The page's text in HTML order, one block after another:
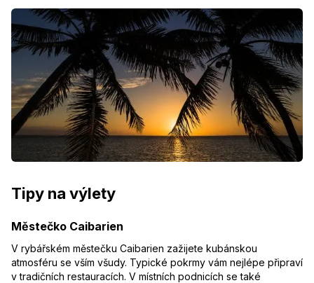
Tipy na výlety
Městečko Caibarien
V rybářském městečku Caibarien zažijete kubánskou
atmosféru se vším všudy. Typické pokrmy vám nejlépe připraví
v tradičních restauracích. V místních podnicích se také